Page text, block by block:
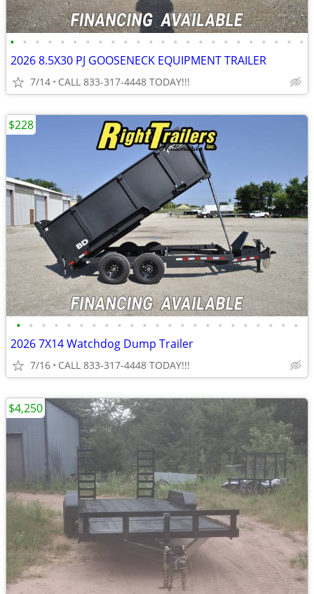
• • • • • • • • • • • • • • • • • • • • • • • •
2026 8.5X30 PJ GOOSENECK EQUIPMENT TRAILER
7/14 CALL 833-317-4448 TODAY!!!
• • • • • • • • • • • • • • • • • • • • • • •
2026 7X14 Watchdog Dump Trailer
7/16 CALL 833-317-4448 TODAY!!!
$228
$4,250